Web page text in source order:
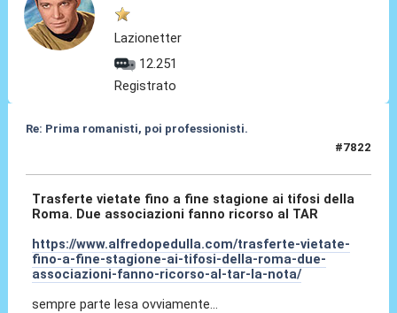
Lazionetter
12.251
Registrato
Re: Prima romanisti, poi professionisti.
#7822
Trasferte vietate fino a fine stagione ai tifosi della
Roma. Due associazioni fanno ricorso al TAR
https://www.alfredopedulla.com/trasferte-vietate-
fino-a-fine-stagione-ai-tifosi-della-roma-due-
associazioni-fanno-ricorso-al-tar-la-nota/
sempre parte lesa ovviamente...